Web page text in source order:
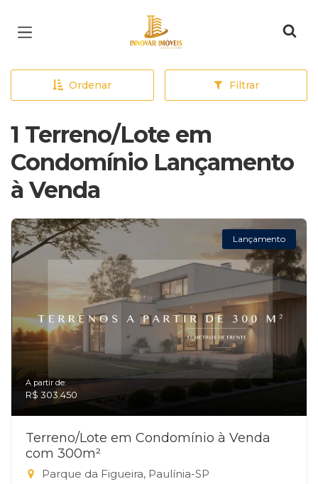
Página inicial
Ordenar Filtrar
1 Terreno/Lote em
Condomínio Lançamento
à Venda
Lançamento
A partir de:
R$ 303.450
Terreno/Lote em Condomínio à Venda
com 300m²
Parque da Figueira, Paulínia-SP